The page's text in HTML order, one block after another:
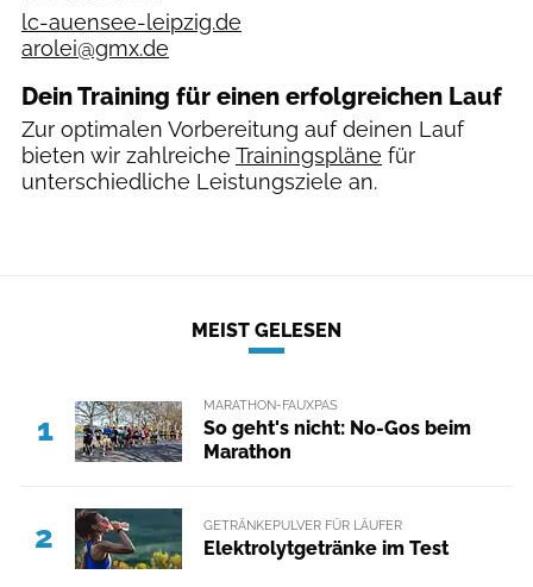
lc-auensee-leipzig.de
arolei@gmx.de
Dein Training für einen erfolgreichen Lauf
Zur optimalen Vorbereitung auf deinen Lauf
bieten wir zahlreiche Trainingspläne für
unterschiedliche Leistungsziele an.
MEIST GELESEN
1
MARATHON-FAUXPAS
So geht's nicht: No-Gos beim
Marathon
2 GETRÄNKEPULVER FÜR LÄUFER
Elektrolytgetränke im Test